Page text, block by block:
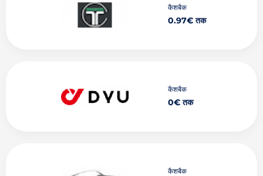
कैशबैक
0.97€ तक
कैशबैक
0€ तक
कैशबैक